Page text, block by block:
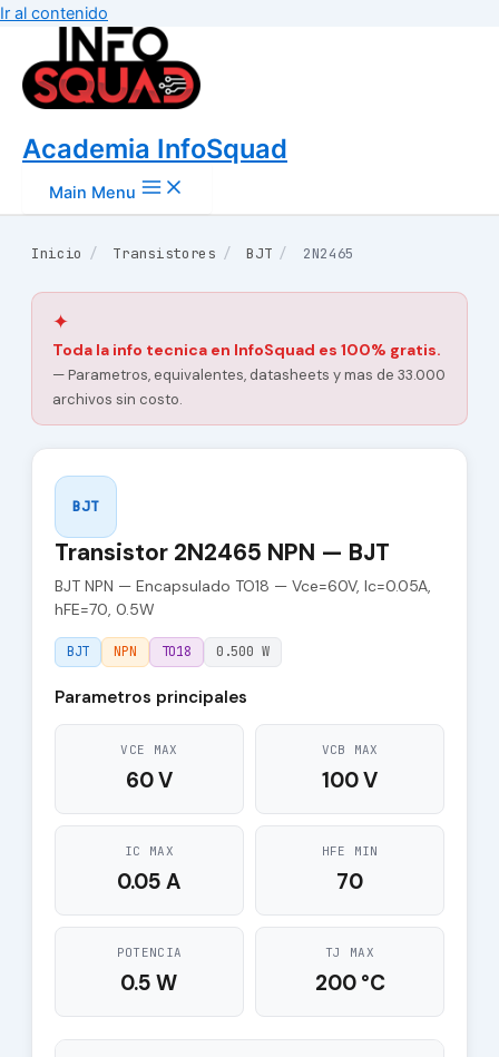
Ir al contenido
Academia InfoSquad
Main Menu
Inicio / Transistores / BJT / 2N2465
✦
Toda la info tecnica en InfoSquad es 100% gratis.
— Parametros, equivalentes, datasheets y mas de 33.000
archivos sin costo.
BJT
Transistor 2N2465 NPN — BJT
BJT NPN — Encapsulado TO18 — Vce=60V, Ic=0.05A,
hFE=70, 0.5W
BJT NPN TO18 0.500 W
Parametros principales
VCE MAX
60 V
VCB MAX
100 V
IC MAX
0.05 A
HFE MIN
70
POTENCIA
0.5 W
TJ MAX
200 °C